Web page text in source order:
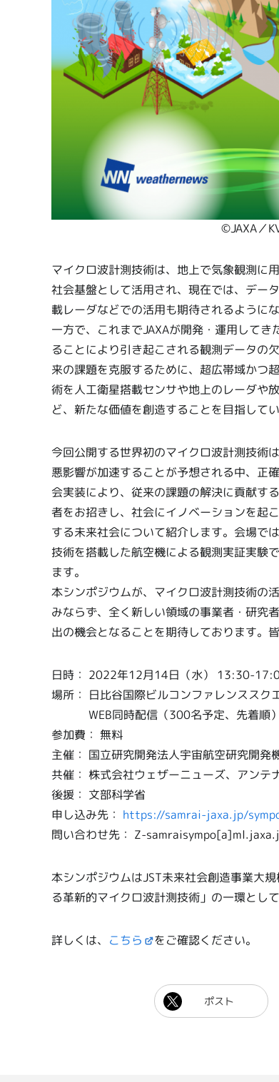
©JAXA／
マイクロ波計測技術は、地上で気象観測に
社会基盤として活用され、現在では、デー
載レーダなどでの活用も期待されるように
一方で、これまでJAXAが開発・運用して
ることにより引き起こされる観測データの
来の課題を克服するために、超広帯域かつ
術を人工衛星搭載センサや地上のレーダや
ど、新たな価値を創造することを目指してい
今回公開する世界初のマイクロ波計測技術
悪影響が加速することが予想される中、正
会実装により、従来の課題の解決に貢献す
者をお招きし、社会にイノベーションを起
する未来社会について紹介します。会場で
技術を搭載した航空機による観測実証実験
ます。
本シンポジウムが、マイクロ波計測技術の
みならず、全く新しい領域の事業者・研究
出の機会となることを期待しております。
日時： 2022年12月14日（水） 13:30-
場所： 日比谷国際ビルコンファレンススク
WEB同時配信（300名予定、先着順）
参加費： 無料
主催： 国立研究開発法人宇宙航空研究開発
共催： 株式会社ウェザーニューズ、アンテ
後援： 文部科学省
申し込み先： https://samrai-jaxa.jp/
問い合わせ先： Z-
本シンポジウムはJST未来社会創造事業大
る革新的マイクロ波計測技術」の一環とし
詳しくは、 こちら をご確認ください。
ポスト